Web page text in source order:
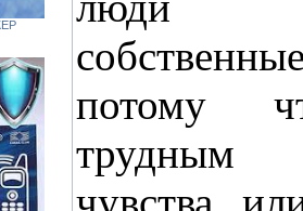
потому
трудным